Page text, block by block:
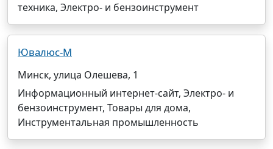
техника, Электро- и бензоинструмент
Ювалюс-М
Минск, улица Олешева, 1
Информационный интернет-сайт, Электро- и
бензоинструмент, Товары для дома,
Инструментальная промышленность